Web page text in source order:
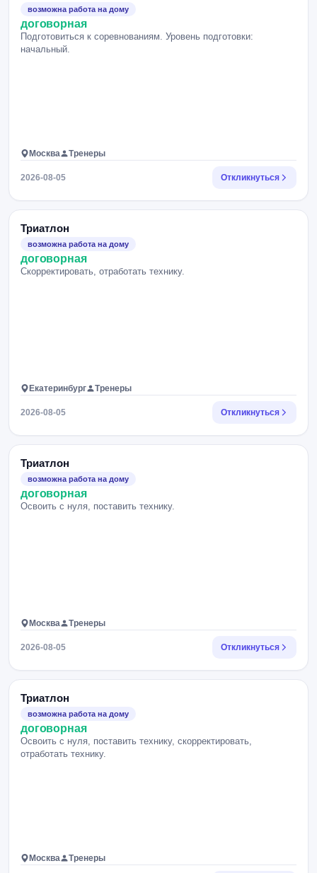
возможна работа на дому
договорная
Подготовиться к соревнованиям. Уровень подготовки:
начальный.
Москва Тренеры
2026-08-05 Откликнуться
Триатлон
возможна работа на дому
договорная
Скорректировать, отработать технику.
Екатеринбург Тренеры
2026-08-05 Откликнуться
Триатлон
возможна работа на дому
договорная
Освоить с нуля, поставить технику.
Москва Тренеры
2026-08-05 Откликнуться
Триатлон
возможна работа на дому
договорная
Освоить с нуля, поставить технику, скорректировать,
отработать технику.
Москва Тренеры